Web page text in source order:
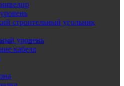
строительный угольник
уровень
кабеля